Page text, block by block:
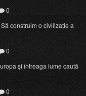
0
construim o civilizație a
0
și întreaga lume caută
0